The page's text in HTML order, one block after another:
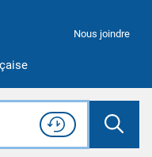
Nous joindre
dans tout le site
Lancer
Consulter l'
Historique
de recherche